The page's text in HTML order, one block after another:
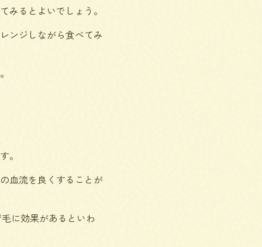
みるとよいでしょう。
ンジしながら食べてみ
。
血流を良くすることが
に効果があるといわ